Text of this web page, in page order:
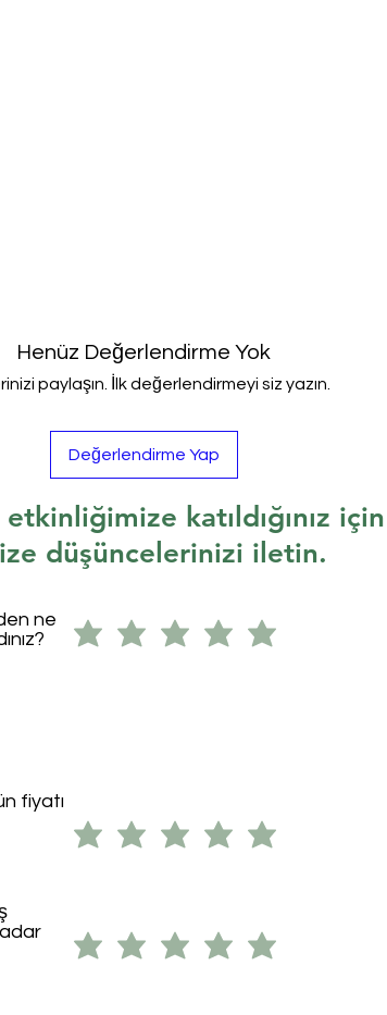
Henüz Değerlendirme Yok
paylaşın. İlk değerlendirmeyi siz yazın.
Değerlendirme Yap
katıldığınız
düşüncelerinizi iletin.
ne
fiyatı